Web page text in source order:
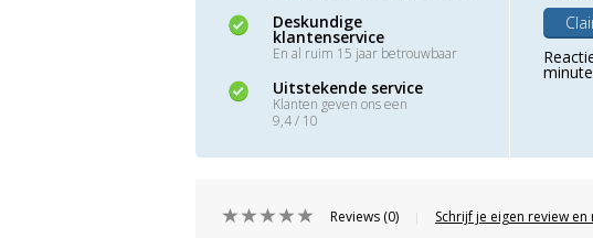
Deskundige
klantenservice
En al ruim 15 jaar betrouwbaar
Uitstekende service
Klanten geven ons een
9,4 / 10
Reviews (0) Schrijf je eigen review